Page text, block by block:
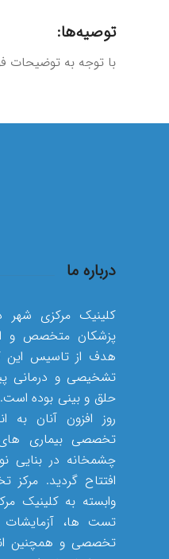
توصیه‌ها:
با توجه به توضیحات
درباره ما
پزشکان متخصص و
هدف از تاسیس این
تشخیصی و درمانی
حلق و بینی بوده است.
روز افزون آنان
تخصصی بیماری
افتتاح گردید.
وابسته به کلینیک
تست ها،
تخصصی و همچنین